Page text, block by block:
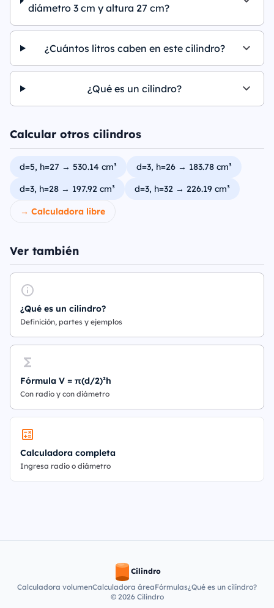
diámetro 3 cm y altura 27 cm?
¿Cuántos litros caben en este cilindro?
¿Qué es un cilindro?
Calcular otros cilindros
d=5, h=27 → 530.14 cm³
d=3, h=26 → 183.78 cm³
d=3, h=28 → 197.92 cm³
d=3, h=32 → 226.19 cm³
→ Calculadora libre
Ver también
¿Qué es un cilindro?
Definición, partes y ejemplos
Fórmula V = π(d/2)²h
Con radio y con diámetro
Calculadora completa
Ingresa radio o diámetro
Cilindro
Calculadora volumenCalculadora áreaFórmulas¿Qué es un cilindro?
© 2026 Cilindro